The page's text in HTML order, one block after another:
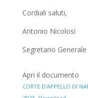
Cordiali saluti,
Antonio Nicolosi
Segretario
Apri il documento
CORTE D’APPELLO DI